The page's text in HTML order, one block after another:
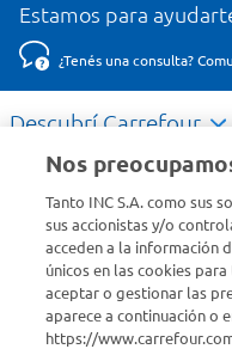
Estamos para
¿Tenés una consulta?
Descubrí Carrefour
Info útil
Comprá Online
Nos
Tanto INC S.A. como sus
sus accionistas y/o
acceden a la información
únicos en las cookies
aceptar o gestionar las
aparece a continuación o
https://